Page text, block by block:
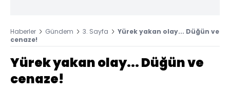
Haberler Gündem 3. Sayfa
Yürek yakan olay... Düğün ve
cenaze!
Yürek yakan olay... Düğün ve
cenaze!